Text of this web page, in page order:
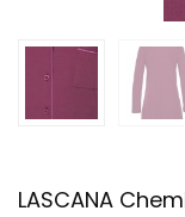
LASCANA